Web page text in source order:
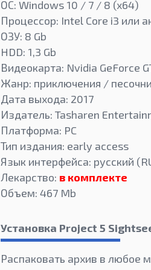
ОС: Windows 10 / 7 / 8 (x64)
Процессор: Intel Core i3 или
ОЗУ: 8 Gb
HDD: 1,3 Gb
Видеокарта: Nvidia GeForce
Жанр: приключения /
Дата выхода: 2017
Издатель: Tasharen
Платформа: PC
Тип издания: early access
Язык интерфейса: русский
Лекарство: в комплекте
Объем: 467 Mb
Установка Project 5
Распаковать архив в любое